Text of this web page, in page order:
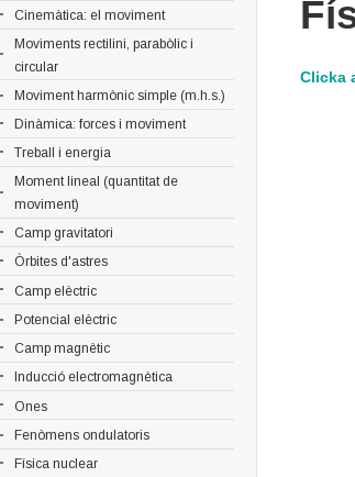
Clicka
Cinemàtica: el moviment
Moviments rectilini, parabòlic i
circular
Moviment harmònic simple (m.h.s.)
Dinàmica: forces i moviment
Treball i energia
Moment lineal (quantitat de
moviment)
Camp gravitatori
Òrbites d'astres
Camp elèctric
Potencial elèctric
Camp magnètic
Inducció electromagnètica
Ones
Fenòmens ondulatoris
Física nuclear